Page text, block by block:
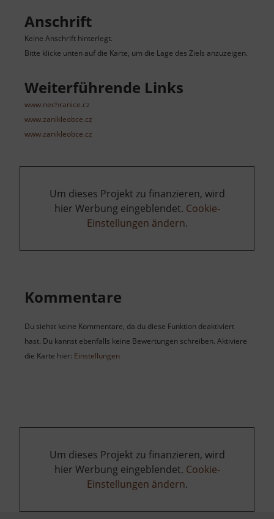
Anschrift
Keine Anschrift hinterlegt.
Bitte klicke unten auf die Karte, um die Lage des Ziels anzuzeigen.
Weiterführende Links
www.nechranice.cz
www.zanikleobce.cz
www.zanikleobce.cz
Um dieses Projekt zu finanzieren, wird
hier Werbung eingeblendet. Cookie-
Einstellungen ändern.
Kommentare
Du siehst keine Kommentare, da du diese Funktion deaktiviert
hast. Du kannst ebenfalls keine Bewertungen schreiben. Aktiviere
die Karte hier: Einstellungen
Um dieses Projekt zu finanzieren, wird
hier Werbung eingeblendet. Cookie-
Einstellungen ändern.